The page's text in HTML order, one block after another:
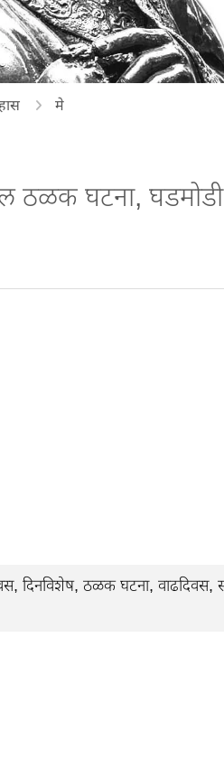
मे
ठळक घटना,
दिनविशेष, ठळक घटना, वाढदिवस,